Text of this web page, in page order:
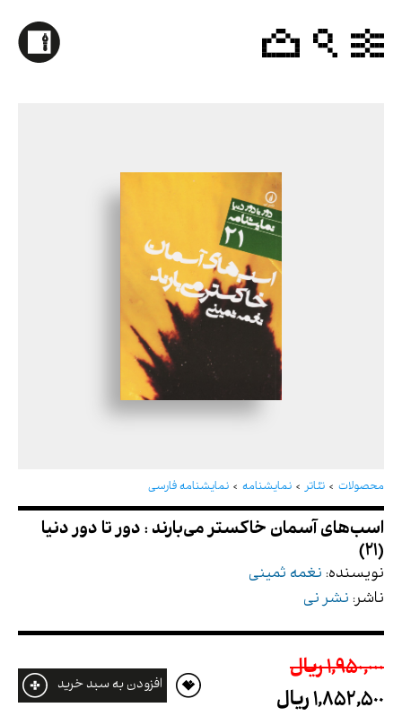
محصولات تئاتر نمایشنامه نمایشنامه فارسی
اسب‌های آسمان خاکستر می‌بارند : دور تا دور دنیا
نویسنده: نغمه ثمینی
ناشر: نشر نی
1,950,000 ريال
1,852,500 ريال
افزودن به سبد خرید